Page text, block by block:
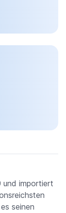
und importiert
seinen